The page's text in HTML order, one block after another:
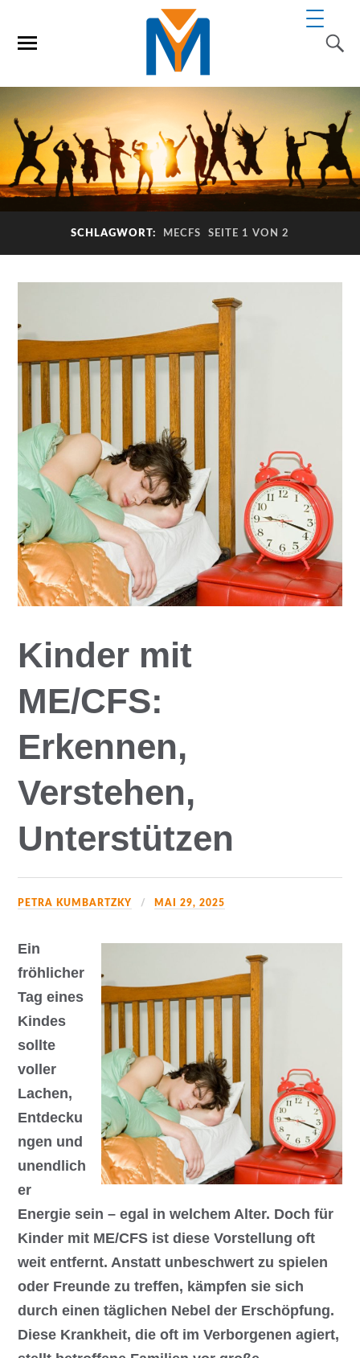
SCHLAGWORT: MECFS SEITE 1 VON 2
Kinder mit
ME/CFS:
Erkennen,
Verstehen,
Unterstützen
PETRA KUMBARTZKY MAI 29, 2025
Ein
fröhlicher
Tag eines
Kindes
sollte
voller
Lachen,
Entdecku
ngen und
unendlich
er
Energie sein – egal in welchem Alter. Doch für
Kinder mit ME/CFS ist diese Vorstellung oft
weit entfernt. Anstatt unbeschwert zu spielen
oder Freunde zu treffen, kämpfen sie sich
durch einen täglichen Nebel der Erschöpfung.
Diese Krankheit, die oft im Verborgenen agiert,